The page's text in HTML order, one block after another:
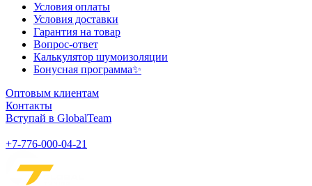
Условия оплаты
Условия доставки
Гарантия на товар
Вопрос-ответ
Калькулятор шумоизоляции
Бонусная программа✨
Оптовым клиентам
Контакты
Вступай в GlobalTeam
+7-776-000-04-21